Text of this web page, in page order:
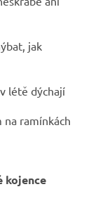
jak
létě dýchají
ramínkách
kojence